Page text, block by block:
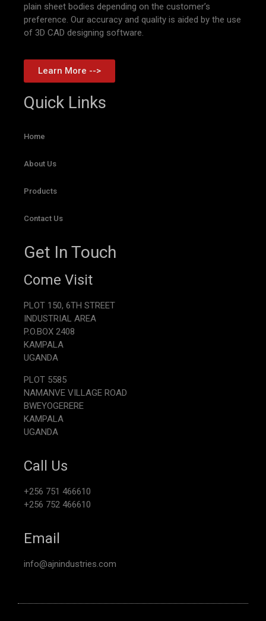
plain sheet bodies depending on the customer’s
preference. Our accuracy and quality is aided by the use
of 3D CAD designing software.
Learn More -->
Quick Links
Home
About Us
Products
Contact Us
Get In Touch
Come Visit
PLOT 150, 6TH STREET
INDUSTRIAL AREA
P.O.BOX 2408
KAMPALA
UGANDA
PLOT 5585
NAMANVE VILLAGE ROAD
BWEYOGERERE
KAMPALA
UGANDA
Call Us
+256 751 466610
+256 752 466610
Email
info@ajnindustries.com